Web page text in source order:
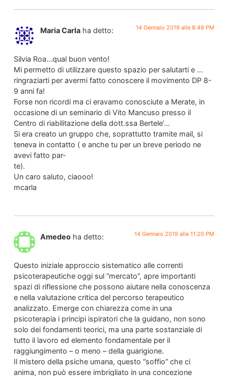
Maria Carla ha detto: 14 Gennaio 2019 alle 8:49 PM
Silvia Roa…qual buon vento!
Mi permetto di utilizzare questo spazio per salutarti e …
ringraziarti per avermi fatto conoscere il movimento DP 8-
9 anni fa!
Forse non ricordi ma ci eravamo conosciute a Merate, in
occasione di un seminario di Vito Mancuso presso il
Centro di riabilitazione della dott.ssa Bertele’…
Si era creato un gruppo che, soprattutto tramite mail, si
teneva in contatto ( e anche tu per un breve periodo ne
avevi fatto par-
te).
Un caro saluto, ciaooo!
mcarla
Amedeo ha detto: 14 Gennaio 2019 alle 11:20 PM
Questo iniziale approccio sistematico alle correnti
psicoterapeutiche oggi sul “mercato”, apre importanti
spazi di riflessione che possono aiutare nella conoscenza
e nella valutazione critica del percorso terapeutico
analizzato. Emerge con chiarezza come in una
psicoterapia i principi ispiratori che la guidano, non sono
solo dei fondamenti teorici, ma una parte sostanziale di
tutto il lavoro ed elemento fondamentale per il
raggiungimento – o meno – della guarigione.
Il mistero della psiche umana, questo “soffio” che ci
anima, non può essere imbrigliato in una concezione